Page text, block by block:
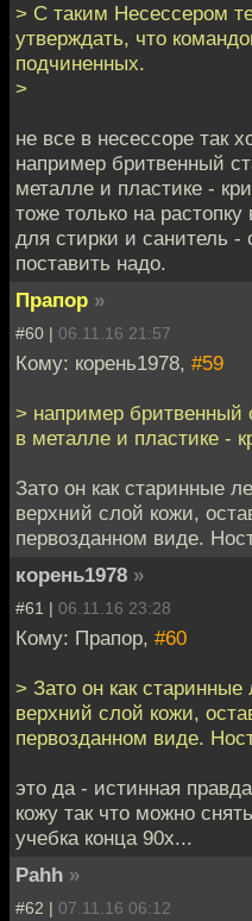
> С таким Несессером
утверждать, что
подчиненных.
>
не все в несессоре так
например бритвенный
металле и пластике -
тоже только на растопку
для стирки и санитель -
поставить надо.
Прапор »
#60 | 06.11.16 21:57
Кому: корень1978, #59
> например бритвенный
в металле и пластике -
Зато он как старинные
верхний слой кожи,
первозданном виде.
корень1978 »
#61 | 06.11.16 23:28
Кому: Прапор, #60
> Зато он как
верхний слой кожи,
первозданном виде.
это да - истинная
кожу так что можно
учебка конца 90х...
Pahh »
#62 | 07.11.16 06:12